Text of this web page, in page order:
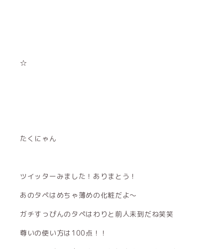
☆
たくにゃん
ツイッターみました！ありまとう！
あのタペはめちゃ薄めの化粧だよ〜
ガチすっぴんのタペはわりと前人未到だね笑笑
尊いの使い方は100点！！